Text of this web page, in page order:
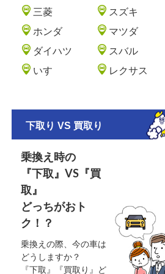
三菱
スズキ
ホンダ
マツダ
ダイハツ
スバル
いすゞ
レクサス
下取り VS 買取り
乗換え時の
『下取』VS『買
取』
どっちがおト
ク！？
乗換えの際、今の車は
どうしますか？
『下取』『買取り』ど